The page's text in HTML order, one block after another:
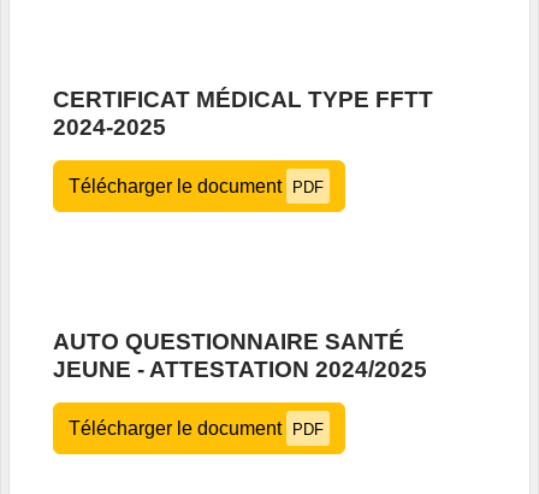
CERTIFICAT MÉDICAL TYPE FFTT
2024-2025
Télécharger le document PDF
AUTO QUESTIONNAIRE SANTÉ
JEUNE - ATTESTATION 2024/2025
Télécharger le document PDF